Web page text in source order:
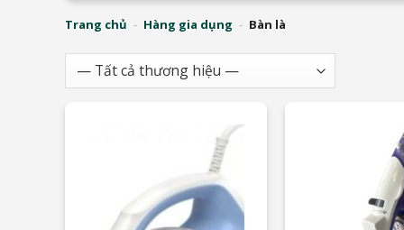
Trang chủ - Hàng gia dụng - Bàn là
Thương
hiệu
và nhiều ưu đãi khác
và nhiều ưu đãi